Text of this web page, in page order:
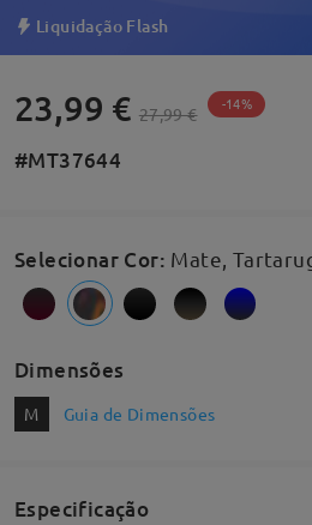
Liquidação Flash
23,99 € 27,99 € -14%
#MT37644
Selecionar Cor: Mate,
Dimensões
M Guia de Dimensões
Especificação